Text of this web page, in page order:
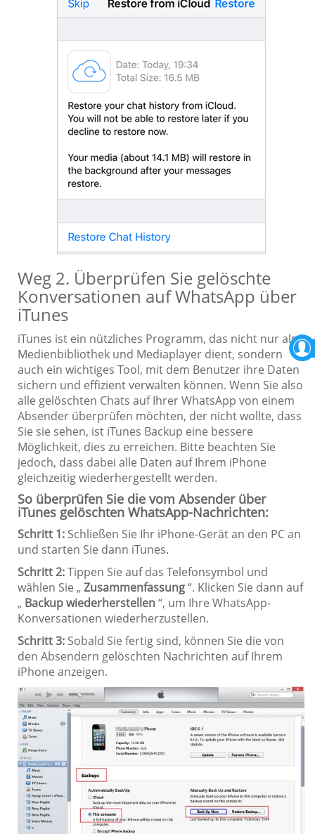
Weg 2. Überprüfen Sie gelöschte
Konversationen auf WhatsApp über
iTunes
iTunes ist ein nützliches Programm, das nicht nur als
Medienbibliothek und Mediaplayer dient, sondern
auch ein wichtiges Tool, mit dem Benutzer ihre Daten
sichern und effizient verwalten können. Wenn Sie also
alle gelöschten Chats auf Ihrer WhatsApp von einem
Absender überprüfen möchten, der nicht wollte, dass
Sie sie sehen, ist iTunes Backup eine bessere
Möglichkeit, dies zu erreichen. Bitte beachten Sie
jedoch, dass dabei alle Daten auf Ihrem iPhone
gleichzeitig wiederhergestellt werden.
So überprüfen Sie die vom Absender über
iTunes gelöschten WhatsApp-Nachrichten:
Schritt 1: Schließen Sie Ihr iPhone-Gerät an den PC an
und starten Sie dann iTunes.
Schritt 2:Tippen Sie auf das Telefonsymbol und
wählen Sie „Zusammenfassung“. Klicken Sie dann auf
„ Backup wiederherstellen“, um Ihre WhatsApp-
Konversationen wiederherzustellen.
Schritt 3: Sobald Sie fertig sind, können Sie die von
den Absendern gelöschten Nachrichten auf Ihrem
iPhone anzeigen.